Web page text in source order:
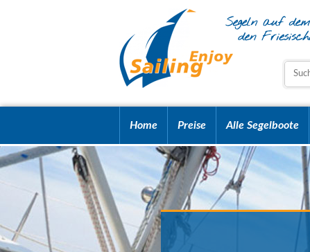
Home Preise Alle Segelboote